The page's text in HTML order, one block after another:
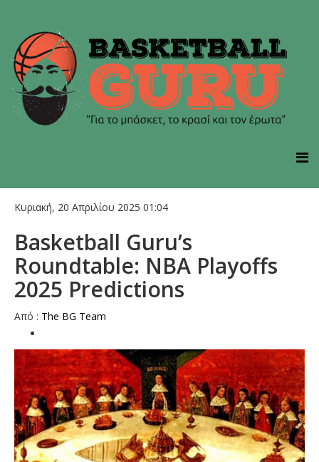
Κυριακή, 20 Απριλίου 2025 01:04
Basketball Guru’s
Roundtable: NBA Playoffs
2025 Predictions
Aπό : The BG Team